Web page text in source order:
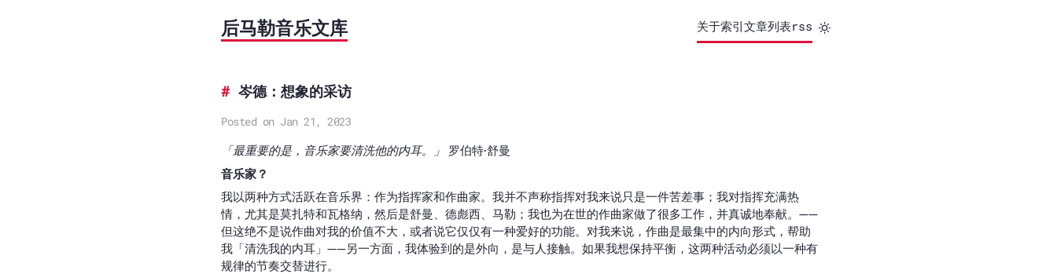
后马勒音乐文库 关于索引文章列表rss
岑德：想象的采访
Posted on Jan 21, 2023
「最重要的是，音乐家要清洗他的内耳。」
罗伯特·舒曼
音乐家？
我以两种方式活跃在音乐界：作为指挥家和作曲家。我并不声称指挥对我来说只是一件苦差事；我对指挥充满热
情，尤其是莫扎特和瓦格纳，然后是舒曼、德彪西、马勒；我也为在世的作曲家做了很多工作，并真诚地奉献。——
但这绝不是说作曲对我的价值不大，或者说它仅仅有一种爱好的功能。对我来说，作曲是最集中的内向形式，帮助
我「清洗我的内耳」——另一方面，我体验到的是外向，是与人接触。如果我想保持平衡，这两种活动必须以一种有
规律的节奏交替进行。